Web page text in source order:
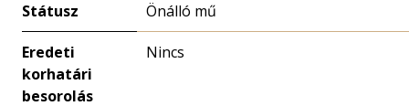
Státusz Önálló mű
Eredeti
korhatári
besorolás
Nincs